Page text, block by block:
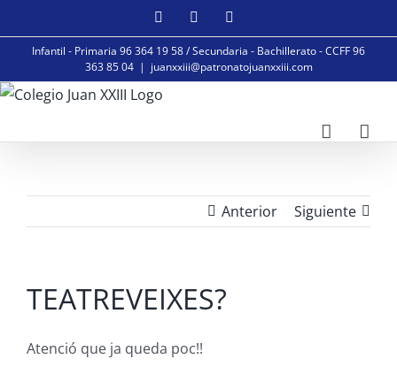
al
contenido
FacebookInstagram
Infantil - Primaria 96 364 19 58 / Secundaria - Bachillerato - CCFF 96
363 85 04 | juanxxiii@patronatojuanxxiii.com
Anterior Siguiente
TEATREVEIXES?
Atenció que ja queda poc!!